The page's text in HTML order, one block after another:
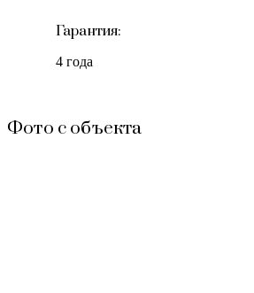
Гарантия:
4 года
Фото с объекта